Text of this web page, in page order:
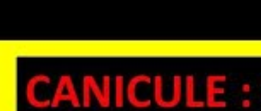
en France peine encore à suivre cette
Les conducteurs utilisent la technologie
pour
garde une température agréable, même sous
d’un euro d’électricité. Dans un contexte où la